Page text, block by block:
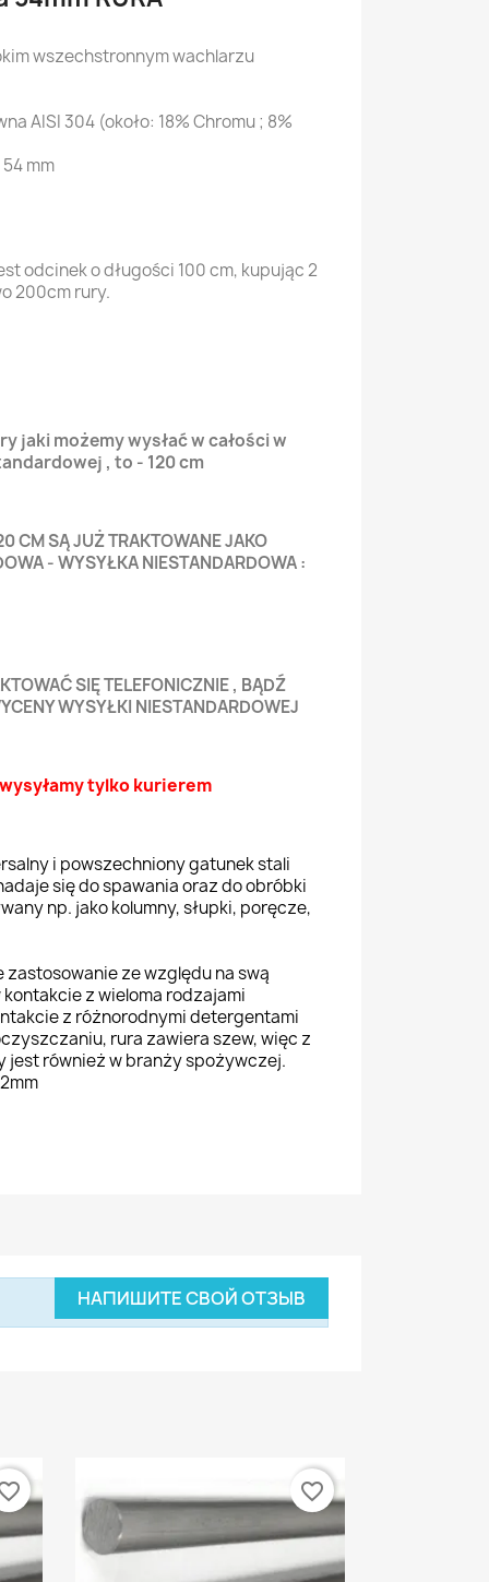
wszechstronnym wachlarzu
AISI 304 (około: 18% Chromu ; 8%
mm
odcinek o długości 100 cm, kupując 2
200cm rury.
jaki możemy wysłać w całości w
, to - 120 cm
CM SĄ JUŻ TRAKTOWANE JAKO
- WYSYŁKA NIESTANDARDOWA :
SIĘ TELEFONICZNIE , BĄDŹ
WYSYŁKI NIESTANDARDOWEJ
tylko kurierem
i powszechniony gatunek stali
się do spawania oraz do obróbki
np. jako kolumny, słupki, poręcze,
zastosowanie ze względu na swą
z wieloma rodzajami
z różnorodnymi detergentami
rura zawiera szew,więc z
jest również w branży spożywczej.
НАПИШИТЕ СВОЙ ОТЗЫВ
favorite_border